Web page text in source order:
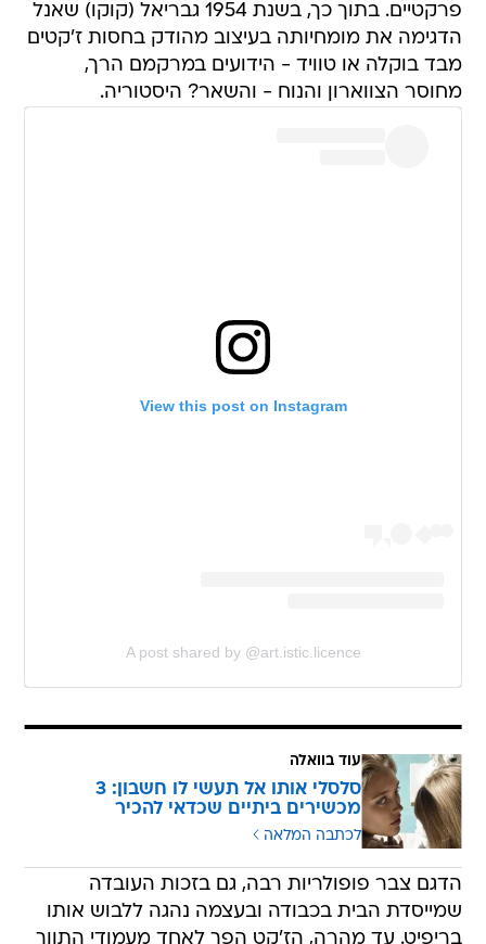
פרקטיים. בתוך כך, בשנת 1954 גבריאל (קוקו) שאנל
הדגימה את מומחיותה בעיצוב מהודק בחסות ז'קטים
מבד בוקלה או טוויד - הידועים במרקמם הרך,
מחוסר הצווארון והנוח - והשאר? היסטוריה.
View this post on Instagram
A post shared by @art.istic.licence
עוד בוואלה
סלסלי אותו אל תעשי לו חשבון: 3
מכשירים ביתיים שכדאי להכיר
לכתבה המלאה
הדגם צבר פופולריות רבה, גם בזכות העובדה
שמייסדת הבית בכבודה ובעצמה נהגה ללבוש אותו
בריפיט. עד מהרה, הז'קט הפך לאחד מעמודי התווך